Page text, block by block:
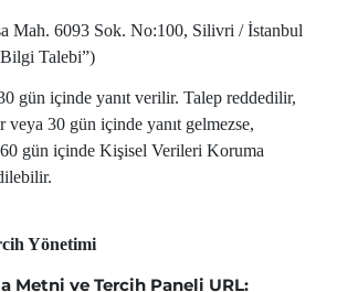
Mah. 6093 Sok. No:100, Silivri / İstanbul
Talebi”)
gün içinde yanıt verilir. Talep reddedilir,
veya 30 gün içinde yanıt gelmezse,
gün içinde Kişisel Verileri Koruma
Yönetimi
Metni ve Tercih Paneli URL: